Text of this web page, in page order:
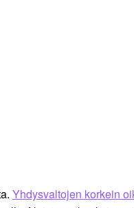
Yhdysvaltojen korkein